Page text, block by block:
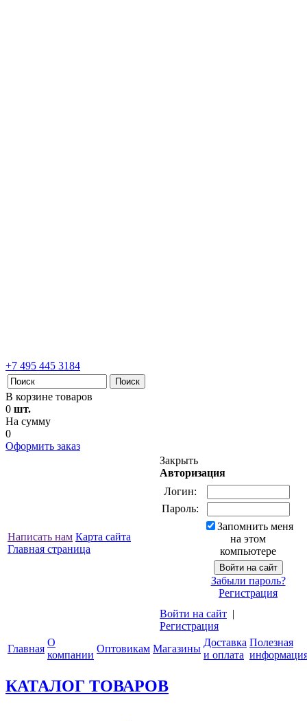
+7 495 445 3184
В корзине товаров
0 шт.
На сумму
0
Оформить заказ
Написать нам Карта сайта
Главная страница
Закрыть
Авторизация
Логин:
Пароль:
Запомнить меня
на этом
компьютере
Забыли пароль?
Регистрация
Войти на сайт |
Регистрация
Главная
О
компании
Оптовикам Магазины
Доставка
и оплата
Полезная
КАТАЛОГ ТОВАРОВ